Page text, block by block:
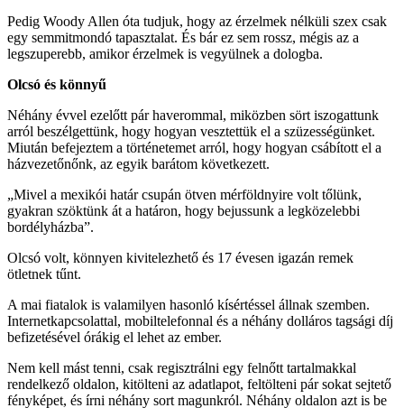
Pedig Woody Allen óta tudjuk, hogy az érzelmek nélküli szex csak
egy semmitmondó tapasztalat. És bár ez sem rossz, mégis az a
legszuperebb, amikor érzelmek is vegyülnek a dologba.
Olcsó és könnyű
Néhány évvel ezelőtt pár haverommal, miközben sört iszogattunk
arról beszélgettünk, hogy hogyan vesztettük el a szüzességünket.
Miután befejeztem a történetemet arról, hogy hogyan csábított el a
házvezetőnőnk, az egyik barátom következett.
„Mivel a mexikói határ csupán ötven mérföldnyire volt tőlünk,
gyakran szöktünk át a határon, hogy bejussunk a legközelebbi
bordélyházba”.
Olcsó volt, könnyen kivitelezhető és 17 évesen igazán remek
ötletnek tűnt.
A mai fiatalok is valamilyen hasonló kísértéssel állnak szemben.
Internetkapcsolattal, mobiltelefonnal és a néhány dolláros tagsági díj
befizetésével órákig el lehet az ember.
Nem kell mást tenni, csak regisztrálni egy felnőtt tartalmakkal
rendelkező oldalon, kitölteni az adatlapot, feltölteni pár sokat sejtető
fényképet, és írni néhány sort magunkról. Néhány oldalon azt is be